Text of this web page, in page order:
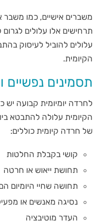
משברים אישיים, כמו משבר
תרחישים אלו עלולים
עלולים להוביל לעיסוק
הקיומית.
תסמינים נפשיים
לחרדה יומיומית קבועה
הקיומית עלולה להתבטא
של חרדה קיומית כוללים:
קושי בקבלת החלטות
תחושת ייאוש או חרטה
תחושה שחיי היומיום
נסיגה מאנשים או
העדר מוטיבציה